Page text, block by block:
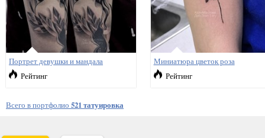
Портрет девушки и мандала
Рейтинг
Миниатюра цветок роза
Рейтинг
Всего в портфолио 521 татуировка